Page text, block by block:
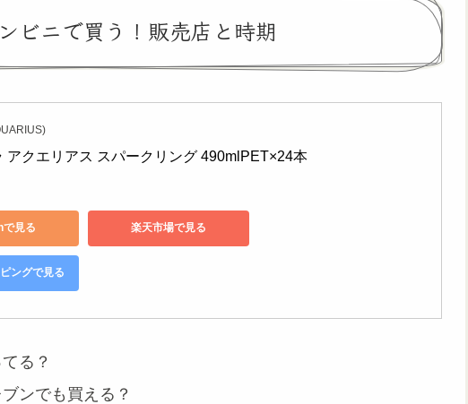
ビニで買う！販売店と時期
アクエリアス スパークリング 490mlPET×24本
見る 楽天市場で見る
ングで見る
る？
ンでも買える？